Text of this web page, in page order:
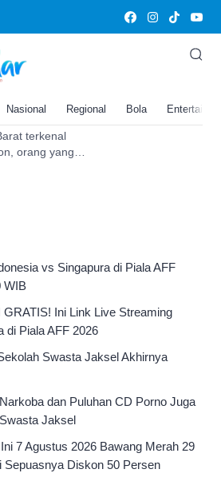
Nasional Regional Bola
2
Barat
terkenal
orang yang
bisa kembali
vs Singapura di Piala AFF
WIB
Ini Link Live Streaming
di Piala AFF 2026
Swasta Jaksel Akhirnya
dan Puluhan CD Porno Juga
Jaksel
7 Agustus 2026 Bawang Merah 29
Sepuasnya Diskon 50 Persen